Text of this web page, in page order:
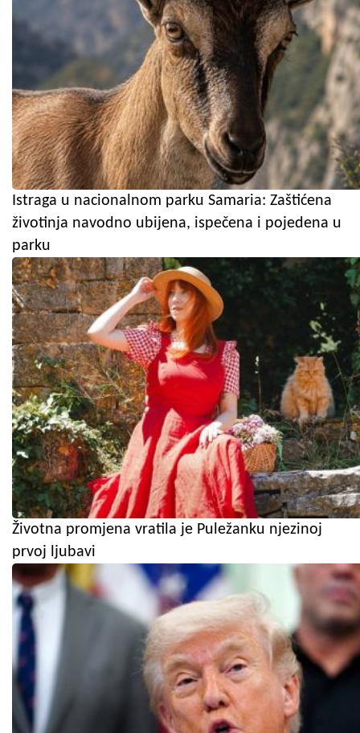
Istraga u nacionalnom parku Samaria: Zaštićena
životinja navodno ubijena, ispečena i pojedena u
parku
Životna promjena vratila je Puležanku njezinoj
prvoj ljubavi